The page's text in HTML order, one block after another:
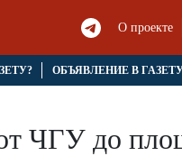
О проекте
ОБЪЯВЛЕНИЕ В
ЧГУ до